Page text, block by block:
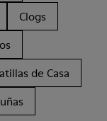
Clogs
de Casa